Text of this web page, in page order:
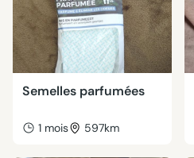
Semelles parfumées
1 mois 597km